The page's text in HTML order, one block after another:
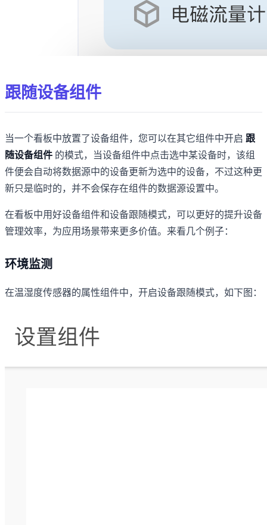
跟随设备组件
当一个看板中放置了设备组件，您可以在其它组件中开启 跟
随设备组件 的模式，当设备组件中点击选中某设备时，该组
件便会自动将数据源中的设备更新为选中的设备，不过这种更
新只是临时的，并不会保存在组件的数据源设置中。
在看板中用好设备组件和设备跟随模式，可以更好的提升设备
管理效率，为应用场景带来更多价值。来看几个例子：
环境监测
在温湿度传感器的属性组件中，开启设备跟随模式，如下图：